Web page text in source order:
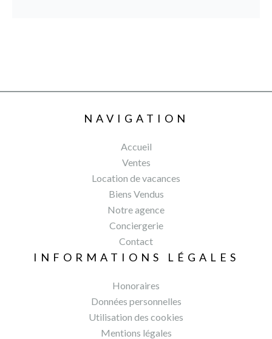
NAVIGATION
Accueil
Ventes
Location de vacances
Biens Vendus
Notre agence
Conciergerie
Contact
INFORMATIONS LÉGALES
Honoraires
Données personnelles
Utilisation des cookies
Mentions légales